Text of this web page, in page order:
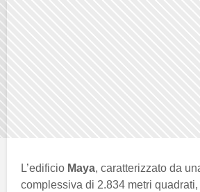
L’edificio Maya, caratterizzato da
complessiva di 2.834 metri